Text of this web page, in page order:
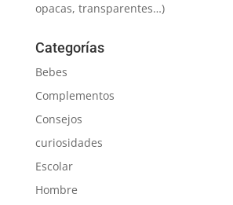
opacas, transparentes…)
Categorías
Bebes
Complementos
Consejos
curiosidades
Escolar
Hombre